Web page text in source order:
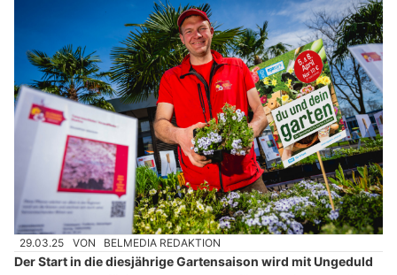
29.03.25 VON BELMEDIA REDAKTION
Der Start in die diesjährige Gartensaison wird mit Ungeduld